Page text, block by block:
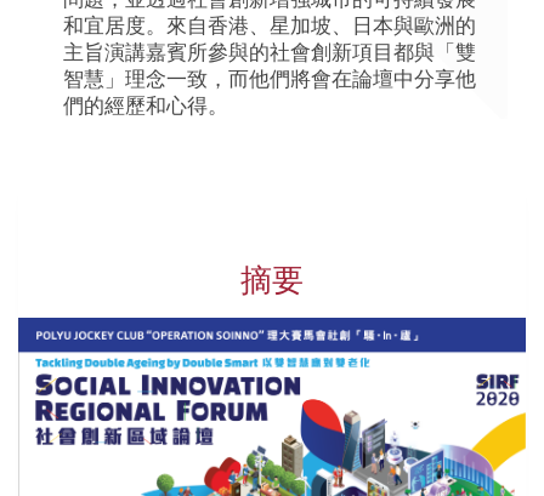
和宜居度。來自香港、星加坡、日本與歐洲的
主旨演講嘉賓所參與的社會創新項目都與「雙
智慧」理念一致，而他們將會在論壇中分享他
們的經歷和心得。
摘要